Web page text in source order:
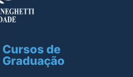
Cursos de
Graduação